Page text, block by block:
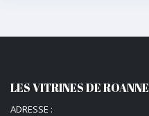
LES VITRINES DE ROANNE
ADRESSE :